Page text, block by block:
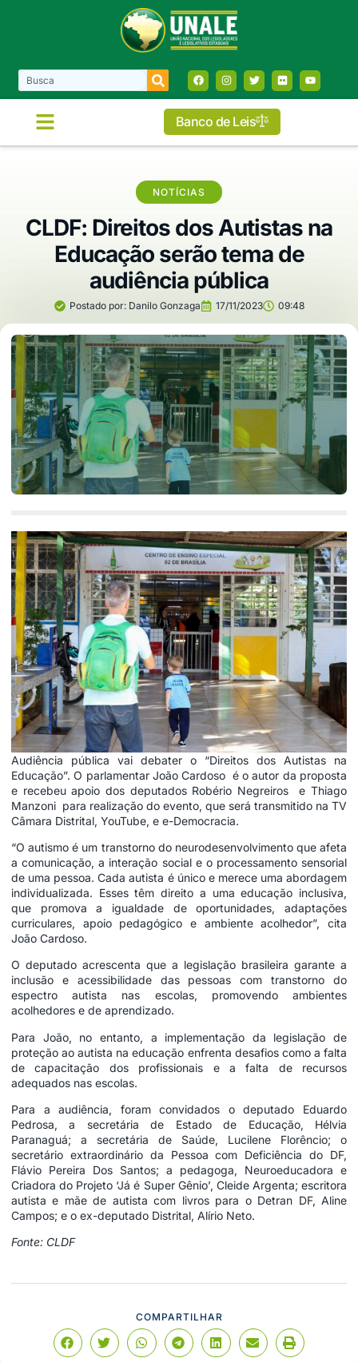
Banco de Leis
NOTÍCIAS
CLDF: Direitos dos Autistas na
Educação serão tema de
audiência pública
Postado por:Danilo Gonzaga 17/11/2023 09:48
Audiência pública vai debater o “Direitos dos Autistas na
Educação”. O parlamentar João Cardoso é o autor da proposta
e recebeu apoio dos deputados Robério Negreiros e Thiago
Manzoni para realização do evento, que será transmitido na TV
Câmara Distrital, YouTube, e e-Democracia.
“O autismo é um transtorno do neurodesenvolvimento que afeta
a comunicação, a interação social e o processamento sensorial
de uma pessoa. Cada autista é único e merece uma abordagem
individualizada. Esses têm direito a uma educação inclusiva,
que promova a igualdade de oportunidades, adaptações
curriculares, apoio pedagógico e ambiente acolhedor”, cita
João Cardoso.
O deputado acrescenta que a legislação brasileira garante a
inclusão e acessibilidade das pessoas com transtorno do
espectro autista nas escolas, promovendo ambientes
acolhedores e de aprendizado.
Para João, no entanto, a implementação da legislação de
proteção ao autista na educação enfrenta desafios como a falta
de capacitação dos profissionais e a falta de recursos
adequados nas escolas.
Para a audiência, foram convidados o deputado Eduardo
Pedrosa, a secretária de Estado de Educação, Hélvia
Paranaguá; a secretária de Saúde, Lucilene Florêncio; o
secretário extraordinário da Pessoa com Deficiência do DF,
Flávio Pereira Dos Santos; a pedagoga, Neuroeducadora e
Criadora do Projeto ‘Já é Super Gênio’, Cleide Argenta; escritora
autista e mãe de autista com livros para o Detran DF, Aline
Campos; e o ex-deputado Distrital, Alírio Neto.
Fonte: CLDF
COMPARTILHAR